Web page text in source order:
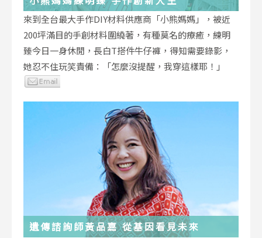
來到全台最大手作DIY材料供應商「小熊媽媽」，被近
200坪滿目的手創材料圍繞著，有種莫名的療癒，練明
臻今日一身休閒，長白T搭件牛仔褲，得知需要錄影，
她忍不住玩笑責備：「怎麼沒提醒，我穿這樣耶！」
遺傳諮詢師黃品嘉 從基因看見未來